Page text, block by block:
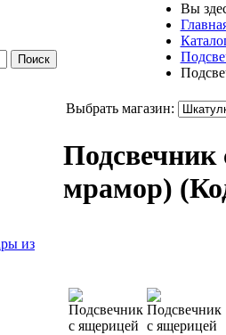
из
Вы
Выбрать магазин:
Подсвечник
мрамор)